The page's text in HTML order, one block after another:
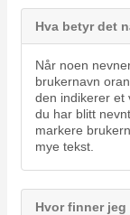
Hva betyr det
Når noen
brukernavn
den indikerer et
du har blitt
markere
mye tekst.
Hvor finner